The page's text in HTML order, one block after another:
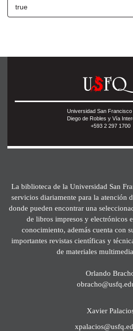
true
Universidad San Francisco
Diego de Robles y Vía
+593 2 297 1700
La biblioteca de la Universidad San
servicios diariamente para la atención
donde pueden encontrar una
de libros impresos y electrónicos
conocimiento, además cuenta con
importantes revistas científicas y
de materiales
Orlando
Xavier